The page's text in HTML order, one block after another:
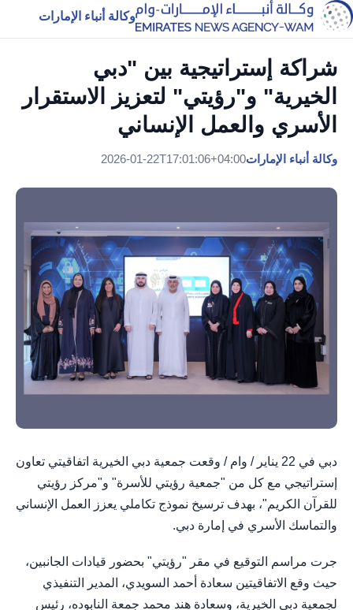
وكالة أنباء الإمارات
شراكة إستراتيجية بين "دبي
الخيرية" و"رؤيتي" لتعزيز الاستقرار
الأسري والعمل الإنساني
وكالة أنباء الإمارات2026-01-22T17:01:06+04:00
دبي في 22 يناير / وام / وقعت جمعية دبي الخيرية اتفاقيتي تعاون
إستراتيجي مع كل من "جمعية رؤيتي للأسرة" و"مركز رؤيتي
للقرآن الكريم"، بهدف ترسيخ نموذج تكاملي يعزز العمل الإنساني
والتماسك الأسري في إمارة دبي.
جرت مراسم التوقيع في مقر "رؤيتي" بحضور قيادات الجانبين،
حيث وقع الاتفاقيتين سعادة أحمد السويدي، المدير التنفيذي
لجمعية دبي الخيرية، وسعادة هند محمد جمعة النابوده، رئيس